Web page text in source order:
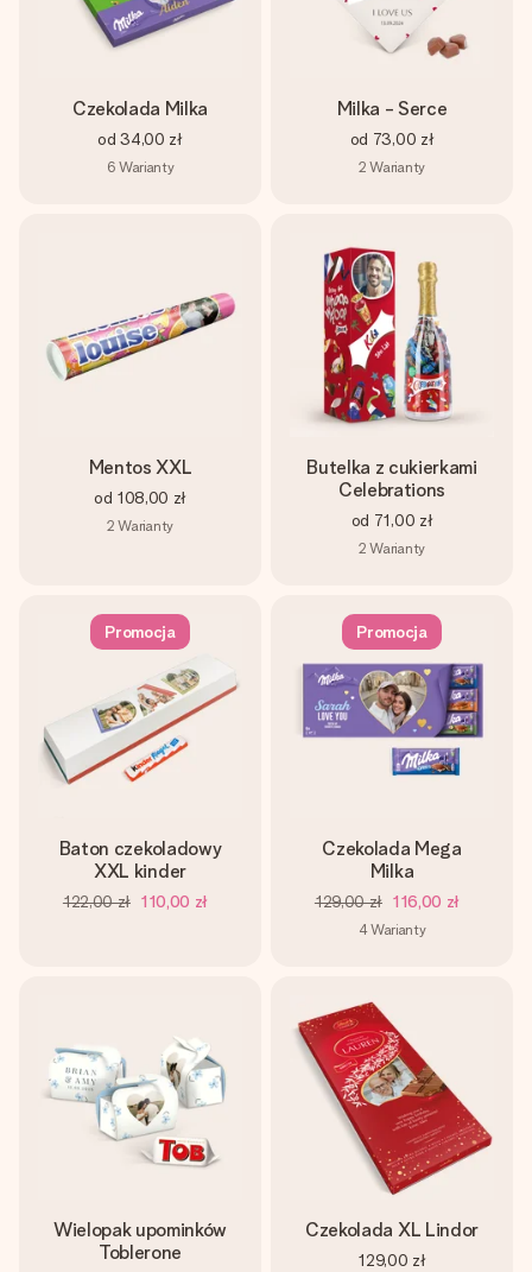
Czekolada Milka
od 34,00 zł
6 Warianty
Milka - Serce
od 73,00 zł
2 Warianty
Mentos XXL
od 108,00 zł
2 Warianty
Butelka z cukierkami
Celebrations
od 71,00 zł
2 Warianty
Promocja
Baton czekoladowy
XXL kinder
122,00 zł 110,00 zł
Promocja
Czekolada Mega
Milka
129,00 zł 116,00 zł
4Warianty
Wielopak upominków
Toblerone
Czekolada XL Lindor
129,00 zł